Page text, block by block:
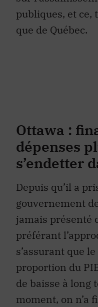
publiques, et ce,
que de Québec.
Ottawa :
dépenses
s’endetter
Depuis qu’il a
gouvernement
jamais présenté
préférant
s’assurant que
proportion du
de baisse à long
moment, on n’a